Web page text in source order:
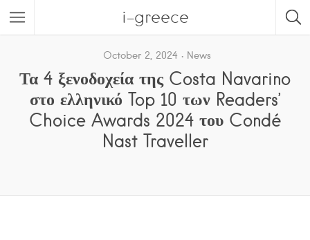
i-greece
October 2, 2024 News
Τα 4 ξενοδοχεία της Costa Navarino
στο ελληνικό Top 10 των Readers’
Choice Awards 2024 του Condé
Nast Traveller